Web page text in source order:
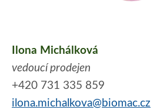
Ilona Michálková
vedoucí prodejen
+420 731 335 859
ilona.michalkova@biomac.cz